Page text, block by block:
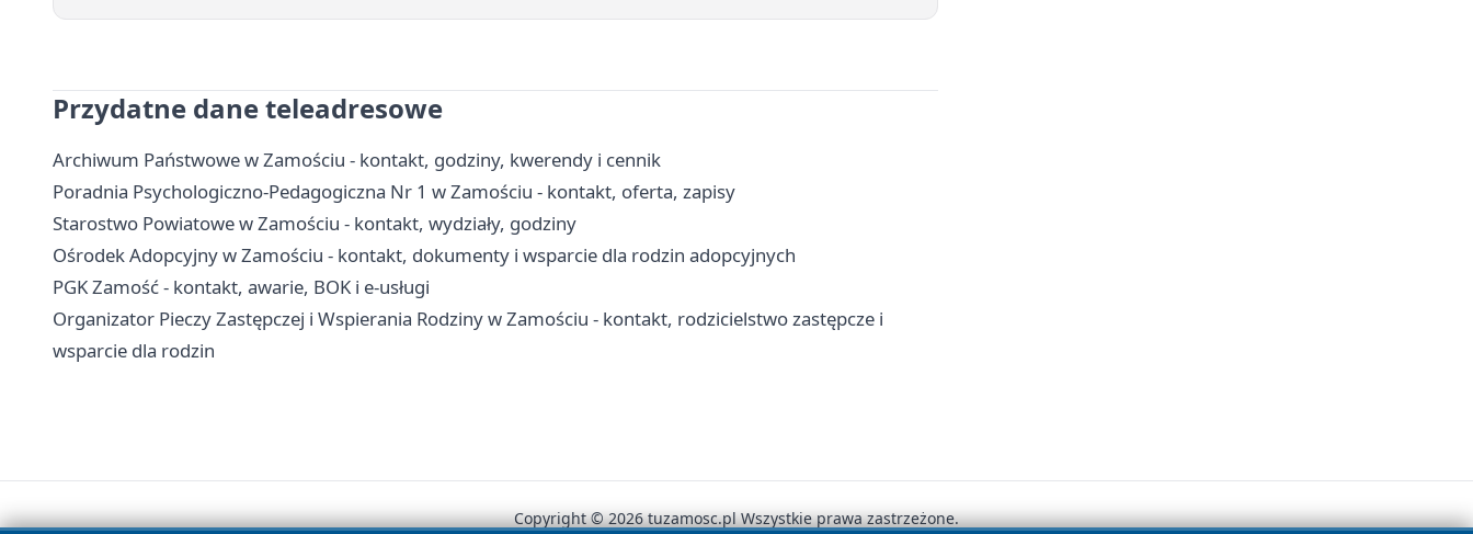
Przydatne dane teleadresowe
Archiwum Państwowe w Zamościu - kontakt, godziny, kwerendy i cennik
Poradnia Psychologiczno-Pedagogiczna Nr 1 w Zamościu - kontakt, oferta, zapisy
Starostwo Powiatowe w Zamościu - kontakt, wydziały, godziny
Ośrodek Adopcyjny w Zamościu - kontakt, dokumenty i wsparcie dla rodzin adopcyjnych
PGK Zamość - kontakt, awarie, BOK i e-usługi
Organizator Pieczy Zastępczej i Wspierania Rodziny w Zamościu - kontakt, rodzicielstwo zastępcze i
wsparcie dla rodzin
Copyright © 2026 tuzamosc.pl Wszystkie prawa zastrzeżone.